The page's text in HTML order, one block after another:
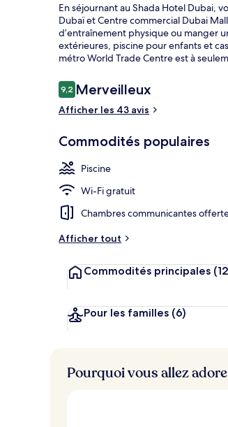
En séjournant au Shada Hotel Dubai,
Dubaï et Centre commercial Dubai
d’entraînement physique ou manger
extérieures, piscine pour enfants et
métro World Trade Centre est à
Avis
9,29,2 sur 10 –
Merveilleux
Afficher les 43 avis
Commodités populaires
Piscine
Wi-Fi gratuit
Chambres communicantes
Afficher tout
Commodités principales
Pour les familles (6)
Pourquoi vous allez